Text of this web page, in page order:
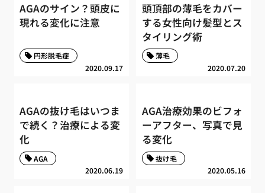
AGAのサイン？頭皮に
現れる変化に注意
2020.09.17
円形脱毛症
頭頂部の薄毛をカバー
する女性向け髪型とス
タイリング術
2020.07.20
薄毛
AGAの抜け毛はいつま
で続く？治療による変
化
2020.06.19
AGA
AGA治療効果のビフォ
ーアフター、写真で見
る変化
2020.05.16
抜け毛